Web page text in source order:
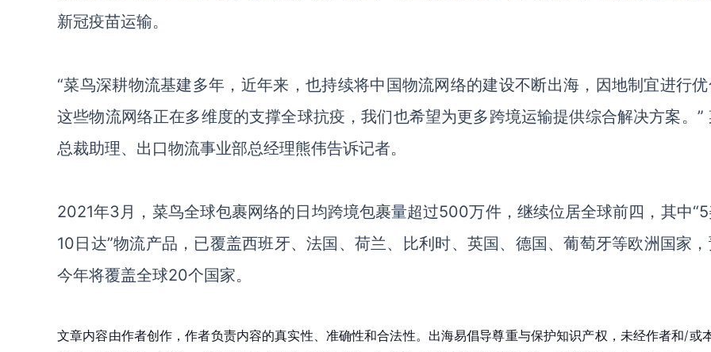
新冠疫苗运输。
“菜鸟深耕物流基建多年，近年来，也持续将中国物流网络的建设不断出海，因地制宜进行
这些物流网络正在多维度的支撑全球抗疫，我们也希望为更多跨境运输提供综合解决方案。 ”
总裁助理、出口物流事业部总经理熊伟告诉记者。
2021年3月，菜鸟全球包裹网络的日均跨境包裹量超过500万件，继续位居全球前四，其中
10日达”物流产品，已覆盖西班牙、法国、荷兰、比利时、英国、德国、葡萄牙等欧洲国家
今年将覆盖全球20个国家。
文章内容由作者创作，作者负责内容的真实性、准确性和合法性。出海易倡导尊重与保护知识产权，未经作者和/或